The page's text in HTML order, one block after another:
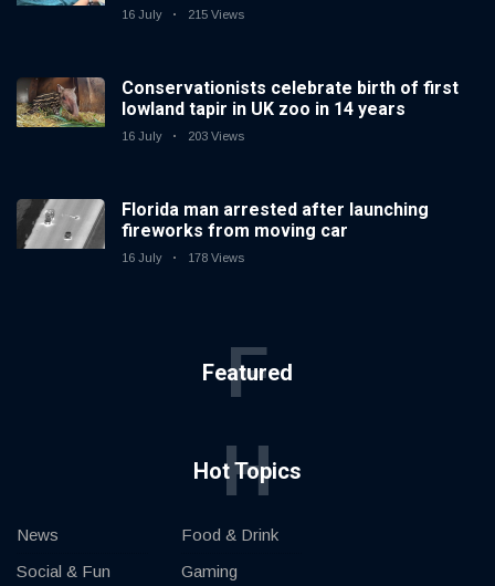
16 July 215 Views
Conservationists celebrate birth of first
lowland tapir in UK zoo in 14 years
16 July 203 Views
Florida man arrested after launching
fireworks from moving car
16 July 178 Views
Featured
F
Hot Topics
H
News
Social & Fun
Food & Drink
Gaming